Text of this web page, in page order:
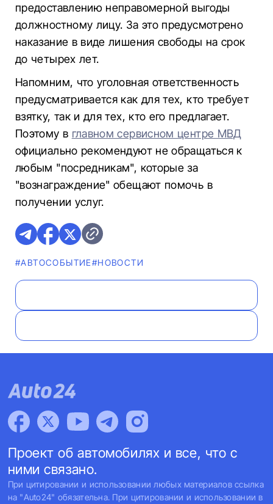
предоставлению неправомерной выгоды
должностному лицу. За это предусмотрено
наказание в виде лишения свободы на срок
до четырех лет.
Напомним, что уголовная ответственность
предусматривается как для тех, кто требует
взятку, так и для тех, кто его предлагает.
Поэтому в главном сервисном центре МВД
официально рекомендуют не обращаться к
любым "посредникам", которые за
"вознаграждение" обещают помочь в
получении услуг.
#АВТОСОБЫТИЕ#НОВОСТИ
Проект об автомобилях и все, что с
ними связано.
При цитировании и использовании любых материалов ссылка
на "Auto24" обязательна. При цитировании и использовании в